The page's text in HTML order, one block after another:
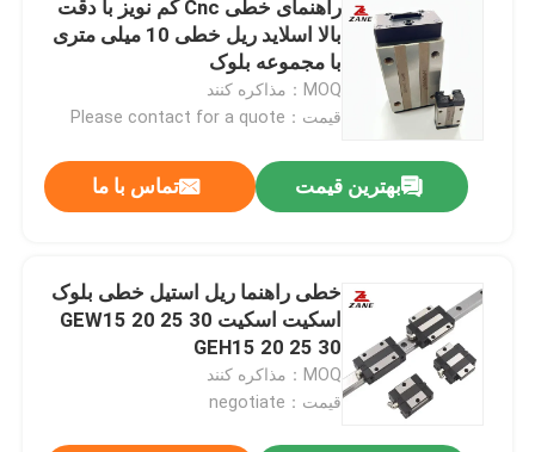
YYC Rack And Pinion
ساپورت انتهای بال اسکرو
گیربکس Nidec Shimpo
اسلاید راهنمای خطی
راهنمای حرکت خطی
راهنمای خطی Cnc کم نویز با دقت
بالا اسلاید ریل خطی 10 میلی متری
با مجموعه بلوک
MOQ：مذاکره کنند
قیمت：Please contact for a quote
بهترین قیمت تماس با ما
خطی راهنما ریل استیل خطی بلوک
اسکیت اسکیت GEW15 20 25 30
GEH15 20 25 30
MOQ：مذاکره کنند
قیمت：negotiate